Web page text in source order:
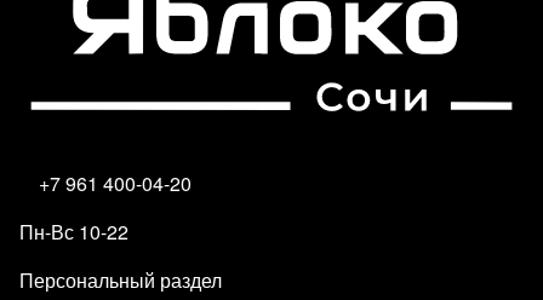
+7 961 400-04-20
Пн-Вс 10-22
Персональный раздел